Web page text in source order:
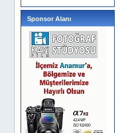
Sponsor Alanı